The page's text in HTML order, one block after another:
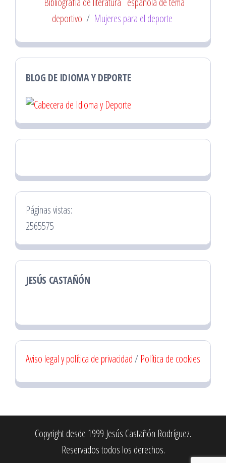
deportivo / Mujeres para el deporte
BLOG DE IDIOMA Y DEPORTE
Páginas vistas:
2565575
JESÚS CASTAÑÓN
Aviso legal y política de privacidad/ Política de cookies
Copyright desde 1999 Jesús Castañón Rodríguez.
Reservados todos los derechos.